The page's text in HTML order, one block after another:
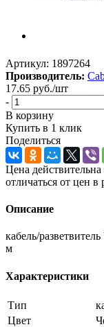
Артикул: 1897264
Производитель:
17.65 руб./шт
-
В корзину
Купить в 1 клик
Поделиться
Цена
отличаться от цен
Описание
кабель/
м
Характеристики
Тип
Цвет